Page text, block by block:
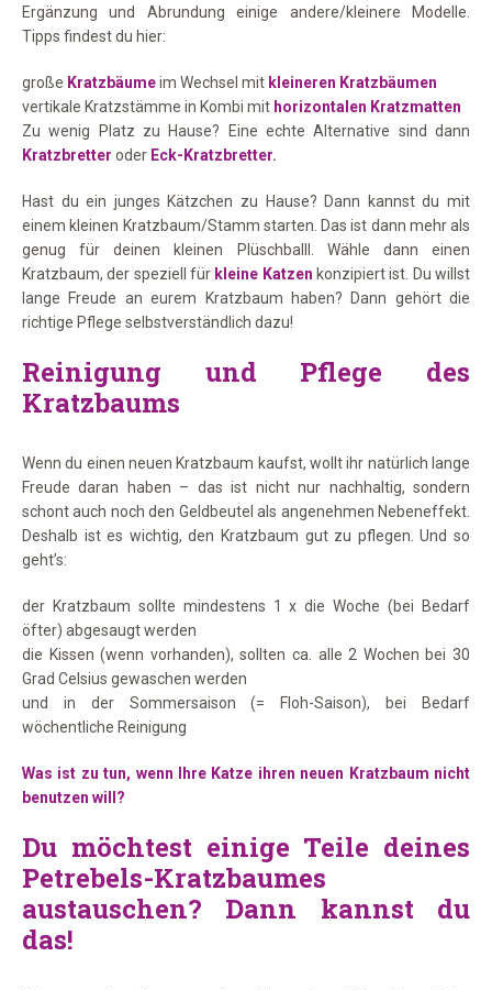
Ergänzung und Abrundung einige andere/kleinere Modelle.
Tipps findest du hier:
große Kratzbäumeim Wechsel mit kleineren Kratzbäumen
vertikale Kratzstämme in Kombi mit horizontalen Kratzmatten
Zu wenig Platz zu Hause? Eine echte Alternative sind dann
Kratzbretter oder Eck-Kratzbretter.
Hast du ein junges Kätzchen zu Hause? Dann kannst du mit
einem kleinen Kratzbaum/Stamm starten. Das ist dann mehr als
genug für deinen kleinen Plüschballl. Wähle dann einen
Kratzbaum, der speziell für kleine Katzen konzipiert ist. Du willst
lange Freude an eurem Kratzbaum haben? Dann gehört die
richtige Pflege selbstverständlich dazu!
Reinigung und Pflege des
Kratzbaums
Wenn du einen neuen Kratzbaum kaufst, wollt ihr natürlich lange
Freude daran haben – das ist nicht nur nachhaltig, sondern
schont auch noch den Geldbeutel als angenehmen Nebeneffekt.
Deshalb ist es wichtig, den Kratzbaum gut zu pflegen. Und so
geht’s:
der Kratzbaum sollte mindestens 1 x die Woche (bei Bedarf
öfter) abgesaugt werden
die Kissen (wenn vorhanden), sollten ca. alle 2 Wochen bei 30
Grad Celsius gewaschen werden
und in der Sommersaison (= Floh-Saison), bei Bedarf
wöchentliche Reinigung
Was ist zu tun, wenn Ihre Katze ihren neuen Kratzbaum nicht
benutzen will?
Du möchtest einige Teile deines
Petrebels-Kratzbaumes
austauschen? Dann kannst du
das!